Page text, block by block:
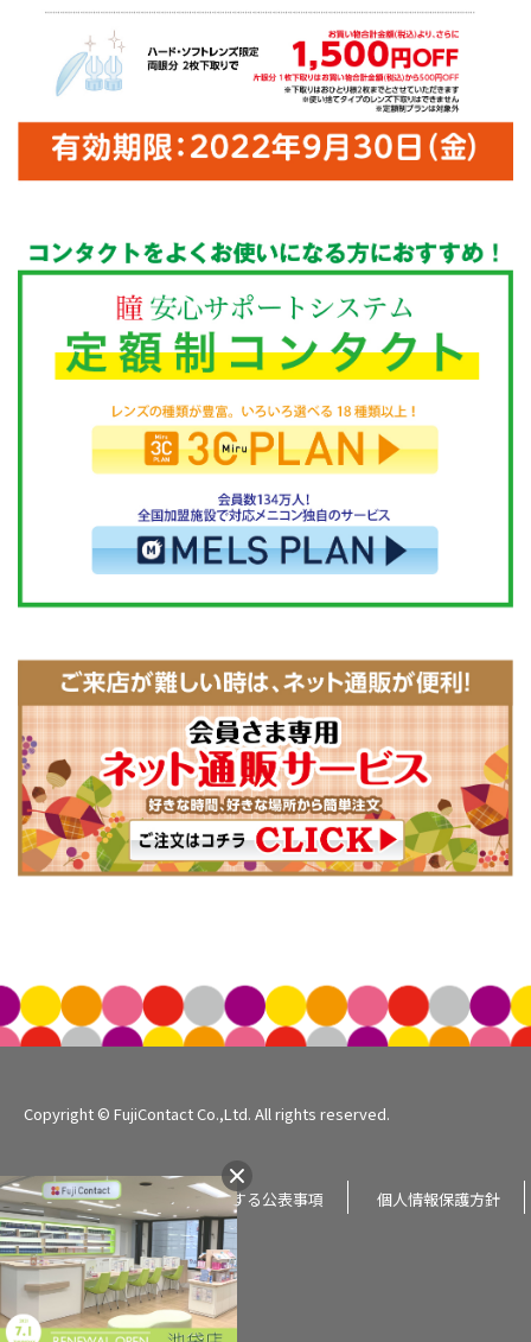
Copyright © FujiContact Co.,Ltd. All rights reserved.
企業情報 個人情報に関する公表事項
個人情報保護方針
サイトマップ